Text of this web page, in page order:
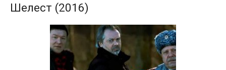
Шелест (2016)